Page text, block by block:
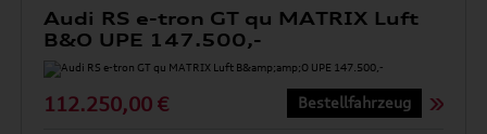
Audi RS e-tron GT qu MATRIX Luft
B&O UPE 147.500,-
112.250,00 € Bestellfahrzeug